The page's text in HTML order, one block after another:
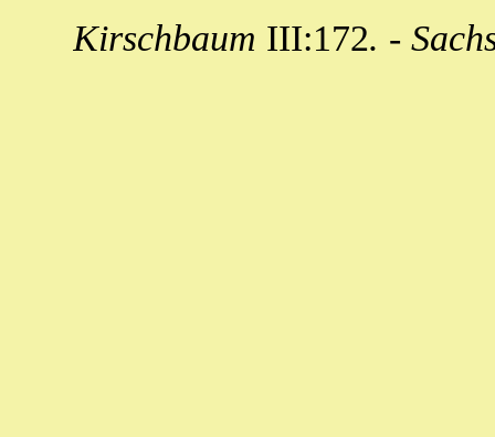
Kirschbaum III:172. -